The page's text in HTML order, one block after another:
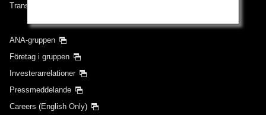
Transportvillkor
ANA-gruppen
Företag i gruppen
Investerarrelationer
Pressmeddelande
Careers (English Only)